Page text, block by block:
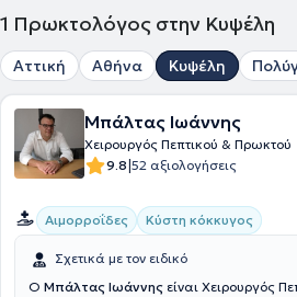
1 Πρωκτολόγος στην Κυψέλη
Αττική Αθήνα Κυψέλη
Μπάλτας Ιωάννης
Χειρουργός Πεπτικού & Πρωκτού
9.8|52 αξιολογήσεις
Αιμορροΐδες Κύστη κόκκυγος
Σχετικά με τον ειδικό
Ο Μπάλτας Ιωάννης είναι Χειρουργός